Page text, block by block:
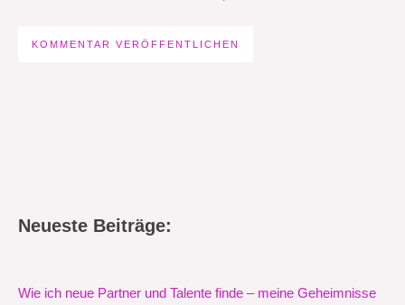
Neueste Beiträge:
Wie ich neue Partner und Talente finde – meine Geheimnisse